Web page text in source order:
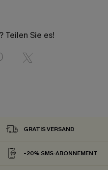
Teilen Sie es!
GRATIS VERSAND
-20% SMS-ABONNEMENT